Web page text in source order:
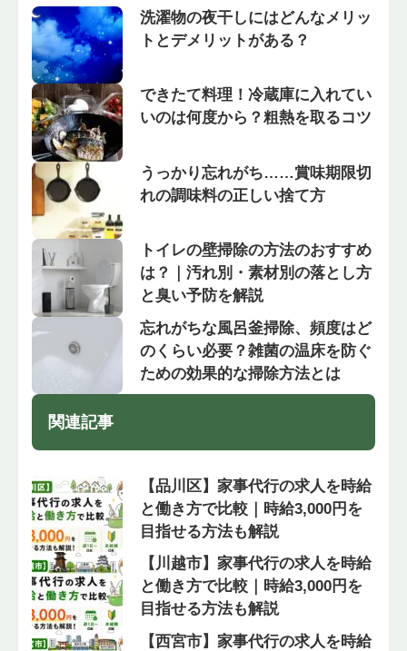
洗濯物の夜干しにはどんなメリッ
トとデメリットがある？
できたて料理！冷蔵庫に入れてい
いのは何度から？粗熱を取るコツ
うっかり忘れがち……賞味期限切
れの調味料の正しい捨て方
トイレの壁掃除の方法のおすすめ
は？｜汚れ別・素材別の落とし方
と臭い予防を解説
忘れがちな風呂釜掃除、頻度はど
のくらい必要？雑菌の温床を防ぐ
ための効果的な掃除方法とは
関連記事
【品川区】家事代行の求人を時給
と働き方で比較｜時給3,000円を
目指せる方法も解説
【川越市】家事代行の求人を時給
と働き方で比較｜時給3,000円を
目指せる方法も解説
【西宮市】家事代行の求人を時給